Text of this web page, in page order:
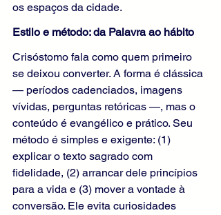
os espaços da cidade.
Estilo e método: da Palavra ao hábito
Crisóstomo fala como quem primeiro
se deixou converter. A forma é clássica
— períodos cadenciados, imagens
vívidas, perguntas retóricas —, mas o
conteúdo é evangélico e prático. Seu
método é simples e exigente: (1)
explicar o texto sagrado com
fidelidade, (2) arrancar dele princípios
para a vida e (3) mover a vontade à
conversão. Ele evita curiosidades